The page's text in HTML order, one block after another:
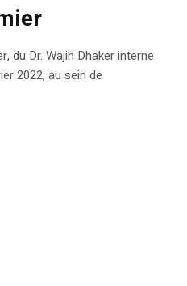
du Dr. Wajih Dhaker interne
2022, au sein de